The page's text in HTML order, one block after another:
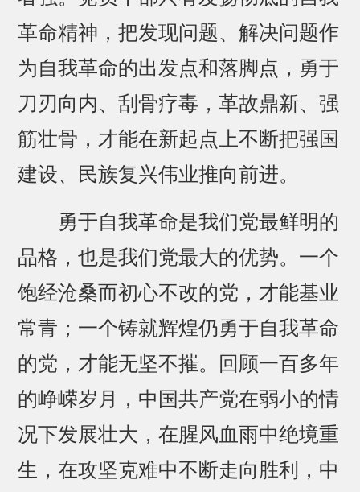
革命精神，把发现问题、解决问题作
为自我革命的出发点和落脚点，勇于
刀刃向内、刮骨疗毒，革故鼎新、强
筋壮骨，才能在新起点上不断把强国
建设、民族复兴伟业推向前进。
勇于自我革命是我们党最鲜明的
品格，也是我们党最大的优势。一个
饱经沧桑而初心不改的党，才能基业
常青；一个铸就辉煌仍勇于自我革命
的党，才能无坚不摧。回顾一百多年
的峥嵘岁月，中国共产党在弱小的情
况下发展壮大，在腥风血雨中绝境重
生，在攻坚克难中不断走向胜利，中